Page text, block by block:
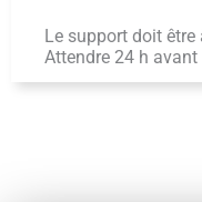
Le support doit
Attendre 24 h